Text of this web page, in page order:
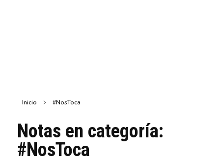
Inicio #NosToca
Notas en categoría:
#NosToca